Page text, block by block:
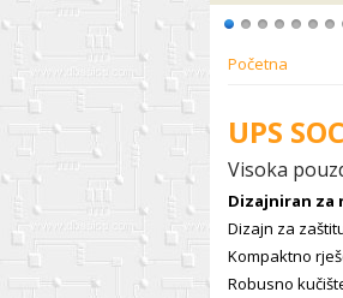
Početna
UPS
Visoka
Dizajniran za
Dizajn za
Kompaktno
Robusno